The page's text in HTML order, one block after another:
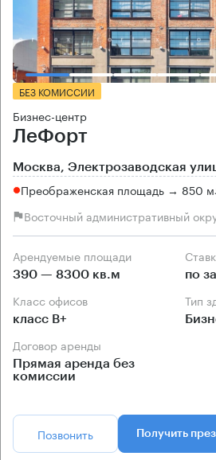
БЕЗ КОМИССИИ
Бизнес-центр
ЛеФорт
Москва, Электрозаводская
Преображенская площадь → 850 м
Восточный административный
Арендуемые площади
390 — 8300 кв.м по
Класс офисов
класс B+
Тип
Договор аренды
Прямая аренда без
комиссии
Позвонить Получить